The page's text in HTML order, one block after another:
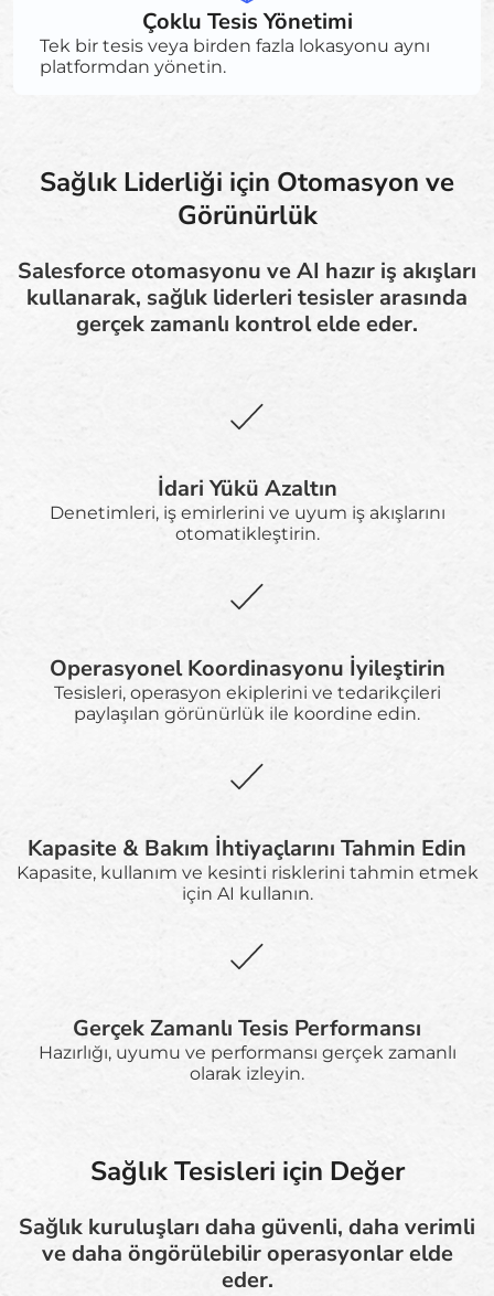
Çoklu Tesis Yönetimi
Tek bir tesis veya birden fazla lokasyonu aynı
platformdan yönetin.
Sağlık Liderliği için Otomasyon ve
Görünürlük
Salesforce otomasyonu ve AI hazır iş akışları
kullanarak, sağlık liderleri tesisler arasında
gerçek zamanlı kontrol elde eder.
İdari Yükü Azaltın
Denetimleri, iş emirlerini ve uyum iş akışlarını
otomatikleştirin.
Operasyonel Koordinasyonu İyileştirin
Tesisleri, operasyon ekiplerini ve tedarikçileri
paylaşılan görünürlük ile koordine edin.
Kapasite & Bakım İhtiyaçlarını Tahmin Edin
Kapasite, kullanım ve kesinti risklerini tahmin etmek
için AI kullanın.
Gerçek Zamanlı Tesis Performansı
Hazırlığı, uyumu ve performansı gerçek zamanlı
olarak izleyin.
Sağlık Tesisleri için Değer
Sağlık kuruluşları daha güvenli, daha verimli
ve daha öngörülebilir operasyonlar elde
eder.